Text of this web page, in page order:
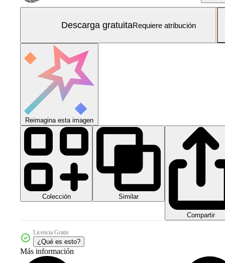
Descarga gratuitaRequiere atribución
Reimagina esta imagen
Colección Similar
Compartir
Licencia Gratis
¿Qué es esto?
Más información